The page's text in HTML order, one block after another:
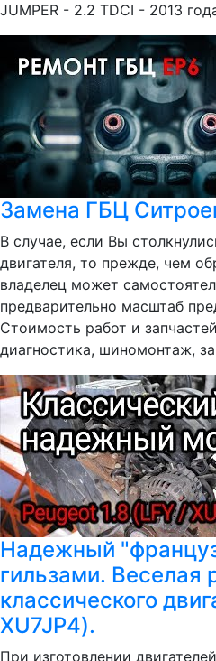
JUMPER - 2.2 TDCI - 2013
Замена ГБЦ
В случае, если Вы
двигателя, то прежде, чем
владелец может
предварительно масштаб
Стоимость работ и
диагностика, шиномонтаж,
Надежный
гильзами. Веселая
классического
XU7JP4).
При изготовлении